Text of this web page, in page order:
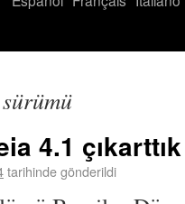
4.1 çıkarttık
tarihinde gönderildi